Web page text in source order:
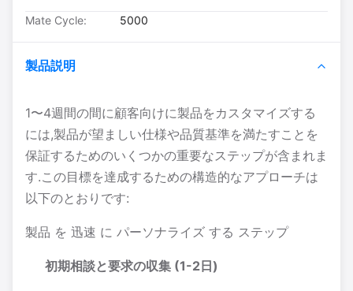
Mate Cycle: 5000
製品説明
1〜4週間の間に顧客向けに製品をカスタマイズする
には,製品が望ましい仕様や品質基準を満たすことを
保証するためのいくつかの重要なステップが含まれま
す.この目標を達成するための構造的なアプローチは
以下のとおりです:
製品 を 迅速 に パーソナライズ する ステップ
初期相談と要求の収集 (1-2日)